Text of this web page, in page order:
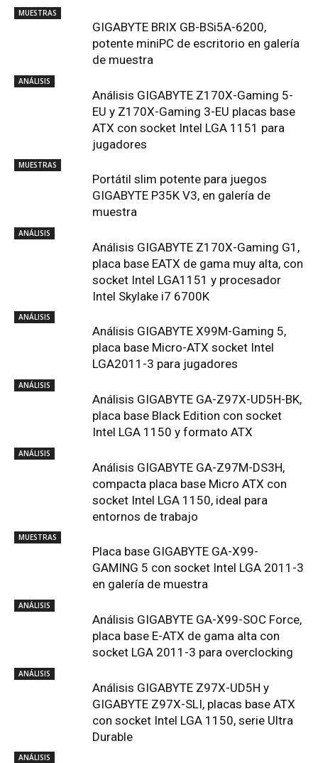
MUESTRAS
GIGABYTE BRIX GB-BSi5A-6200,
potente miniPC de escritorio en galería
de muestra
ANÁLISIS
Análisis GIGABYTE Z170X-Gaming 5-
EU y Z170X-Gaming 3-EU placas base
ATX con socket Intel LGA 1151 para
jugadores
MUESTRAS
Portátil slim potente para juegos
GIGABYTE P35K V3, en galería de
muestra
ANÁLISIS
Análisis GIGABYTE Z170X-Gaming G1,
placa base EATX de gama muy alta, con
socket Intel LGA1151 y procesador
Intel Skylake i7 6700K
ANÁLISIS
Análisis GIGABYTE X99M-Gaming 5,
placa base Micro-ATX socket Intel
LGA2011-3 para jugadores
ANÁLISIS
Análisis GIGABYTE GA-Z97X-UD5H-BK,
placa base Black Edition con socket
Intel LGA 1150 y formato ATX
ANÁLISIS
Análisis GIGABYTE GA-Z97M-DS3H,
compacta placa base Micro ATX con
socket Intel LGA 1150, ideal para
entornos de trabajo
MUESTRAS
Placa base GIGABYTE GA-X99-
GAMING 5 con socket Intel LGA 2011-3
en galería de muestra
ANÁLISIS
Análisis GIGABYTE GA-X99-SOC Force,
placa base E-ATX de gama alta con
socket LGA 2011-3 para overclocking
ANÁLISIS
Análisis GIGABYTE Z97X-UD5H y
GIGABYTE Z97X-SLI, placas base ATX
con socket Intel LGA 1150, serie Ultra
Durable
ANÁLISIS